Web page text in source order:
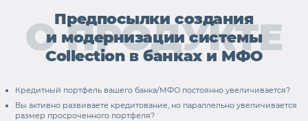
О ПРОДУКТЕ
Предпосылки создания
и модернизации системы
Collection в банках и МФО
Кредитный портфель вашего банка/МФО постоянно увеличивается?
Вы активно развиваете кредитование, но параллельно увеличивается
размер просроченного портфеля?